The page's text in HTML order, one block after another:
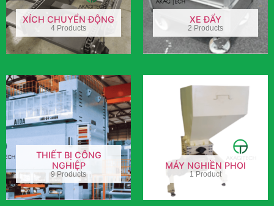
XÍCH CHUYỂN ĐỘNG
4 Products
XE ĐẨY
2 Products
THIẾT BỊ CÔNG
NGHIỆP
9 Products
MÁY NGHIỀN PHOI
1 Product